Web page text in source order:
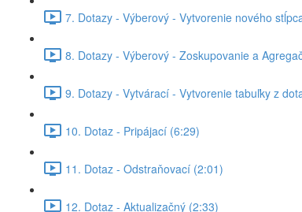
7. Dotazy - Výberový - Vytvorenie nového
8. Dotazy - Výberový - Zoskupovanie a
9. Dotazy - Vytvárací - Vytvorenie tabuľky z
10. Dotaz - Pripájací (6:29)
11. Dotaz - Odstraňovací (2:01)
12. Dotaz - Aktualizačný (2:33)